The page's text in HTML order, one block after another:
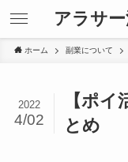
アラサ
ホーム 副業について
【ポ
とめ
2022
4/02